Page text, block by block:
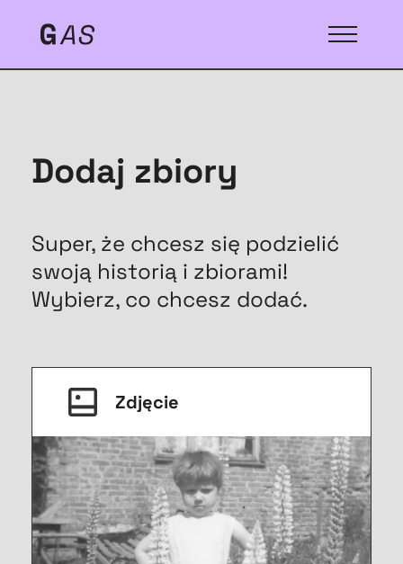
Dodaj zbiory
Super, że chcesz się podzielić
swoją historią i zbiorami!
Wybierz, co chcesz dodać.
Zdjęcie